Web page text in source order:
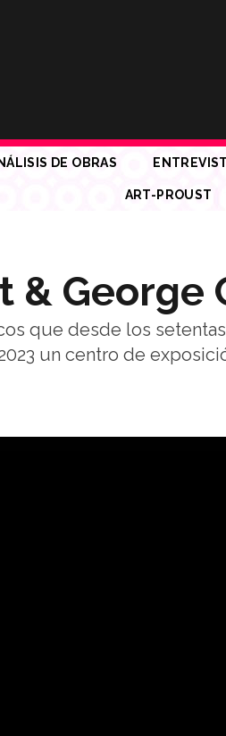
DE OBRAS
ART-PROUST
& George
que desde los
un centro de